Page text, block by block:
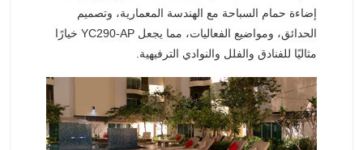
إضاءة حمام السباحة مع الهندسة المعمارية، وتصميم
الحدائق، ومواضيع الفعاليات، مما يجعل YC290-AP خيارًا
مثاليًا للفنادق والفلل والنوادي الترفيهية.